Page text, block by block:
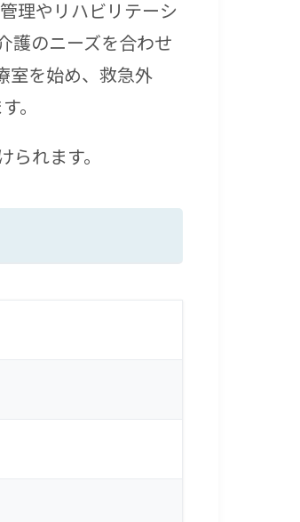
理やリハビリテーシ
護のニーズを合わせ
室を始め、救急外
。
れます。